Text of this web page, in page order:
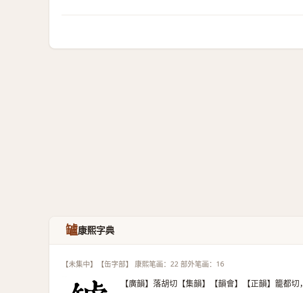
罏康熙字典
【未集中】【缶字部】 康熙笔画：22 部外笔画：16
【廣韻】落胡切【集韻】【韻會】【正韻】籠都切，